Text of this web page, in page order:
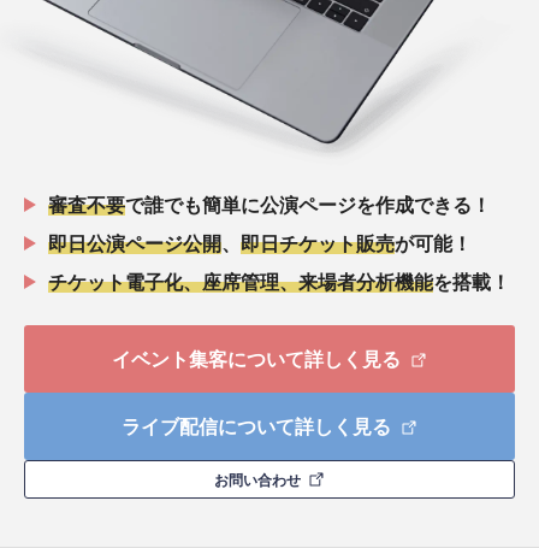
審査不要で誰でも簡単に公演ページを作成できる！
即日公演ページ公開
即日チケット販売が可能！
チケット電子化、座席管理、来場者分析機能を搭載！
イベント集客について詳しく見る
ライブ配信について詳しく見る
お問い合わせ